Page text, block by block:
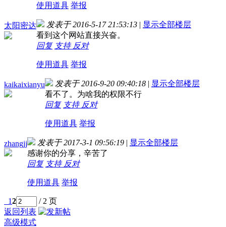
使用道具 举报
太阳密达 发表于 2016-5-17 21:53:13 | 显示全部楼层
看到这个网站直接兴奋。
回复 支持 反对
使用道具 举报
kaikaixianyu 发表于 2016-9-20 09:40:18 | 显示全部楼层
看不了。为啥我的权限不行
回复 支持 反对
使用道具 举报
zhangjj 发表于 2017-3-1 09:56:19 | 显示全部楼层
感谢你的分享，辛苦了
回复 支持 反对
使用道具 举报
12
/ 2 页
返回列表
高级模式